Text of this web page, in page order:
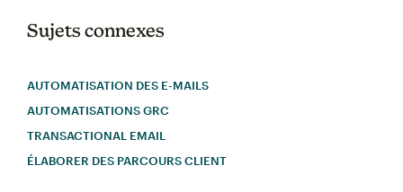
Sujets connexes
AUTOMATISATION DES E-MAILS
AUTOMATISATIONS GRC
TRANSACTIONAL EMAIL
ÉLABORER DES PARCOURS CLIENT